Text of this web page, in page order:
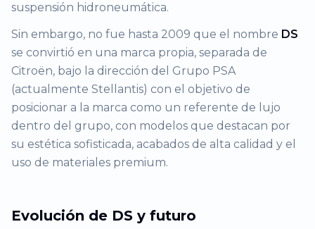
suspensión hidroneumática.
Sin embargo, no fue hasta 2009 que el nombre DS
se convirtió en una marca propia, separada de
Citroën, bajo la dirección del Grupo PSA
(actualmente Stellantis) con el objetivo de
posicionar a la marca como un referente de lujo
dentro del grupo, con modelos que destacan por
su estética sofisticada, acabados de alta calidad y el
uso de materiales premium.
Evolución de DS y futuro